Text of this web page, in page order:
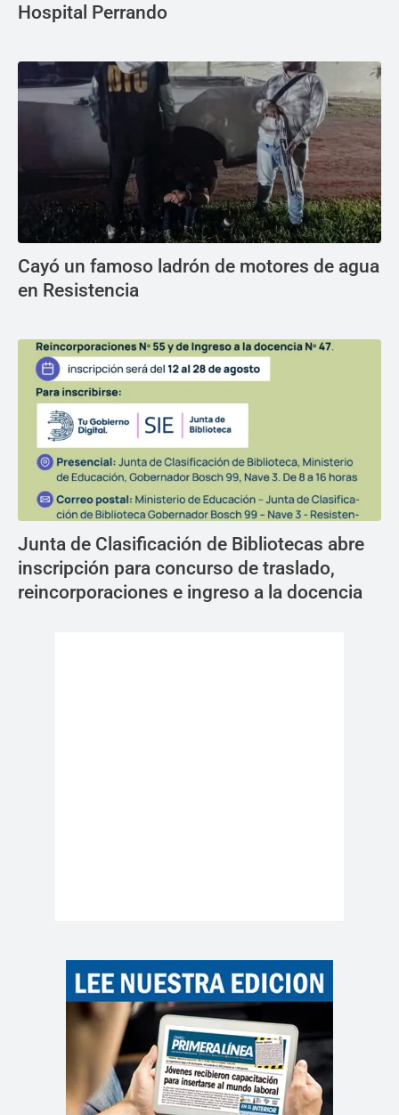
Hospital Perrando
Cayó un famoso ladrón de motores de agua
en Resistencia
Junta de Clasificación de Bibliotecas abre
inscripción para concurso de traslado,
reincorporaciones e ingreso a la docencia